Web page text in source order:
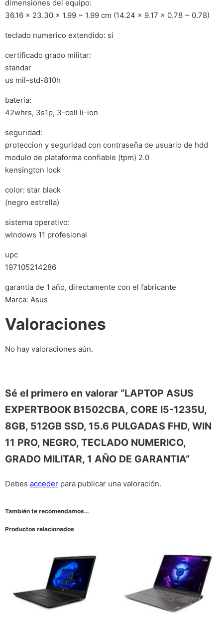
dimensiones del equipo:
36.16 x 23.30 x 1.99 ~ 1.99 cm (14.24 x 9.17 x 0.78 ~ 0.78)
teclado numerico extendido: si
certificado grado militar:
standar
us mil-std-810h
bateria:
42whrs, 3s1p, 3-cell li-ion
seguridad:
proteccion y seguridad con contraseña de usuario de hdd
modulo de plataforma confiable (tpm) 2.0
kensington lock
color: star black
(negro estrella)
sistema operativo:
windows 11 profesional
upc
197105214286
garantia de 1 año, directamente con el fabricante
Marca: Asus
Valoraciones
No hay valoraciones aún.
Sé el primero en valorar “LAPTOP ASUS
EXPERTBOOK B1502CBA, CORE I5-1235U,
8GB, 512GB SSD, 15.6 PULGADAS FHD, WIN
11 PRO, NEGRO, TECLADO NUMERICO,
GRADO MILITAR, 1 AÑO DE GARANTIA”
Debes acceder para publicar una valoración.
También te recomendamos…
Productos relacionados